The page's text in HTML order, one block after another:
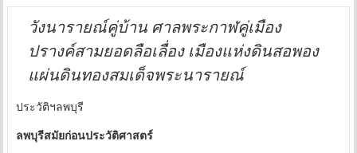
วังนารายณ์คู่บ้าน ศาลพระกาฬคู่เมือง
ปรางค์สามยอดลือเลื่อง เมืองแห่งดินสอพอง
แผ่นดินทองสมเด็จพระนารายณ์
ประวัติฯลพบุรี
ลพบุรีสมัยก่อนประวัติศาสตร์